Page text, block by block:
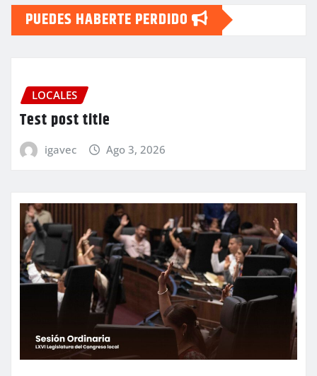
PUEDES HABERTE PERDIDO
LOCALES
Test post title
igavec Ago 3, 2026